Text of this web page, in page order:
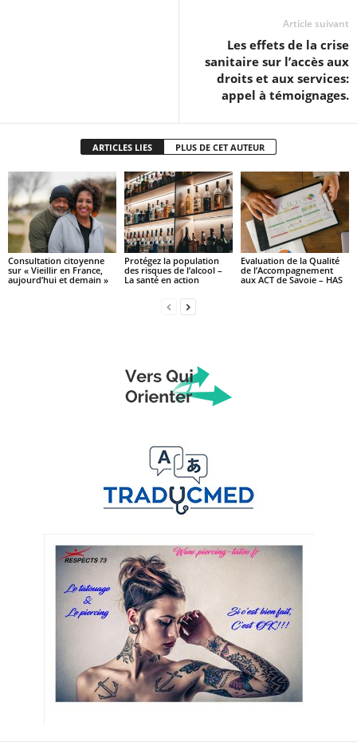
Article suivant
Les effets de la crise
sanitaire sur l’accès aux
droits et aux services:
appel à témoignages.
ARTICLES LIES PLUS DE CET AUTEUR
Consultation citoyenne
sur « Vieillir en France,
aujourd’hui et demain »
Protégez la population
des risques de l’alcool –
La santé en action
Evaluation de la Qualité
de l’Accompagnement
aux ACT de Savoie – HAS